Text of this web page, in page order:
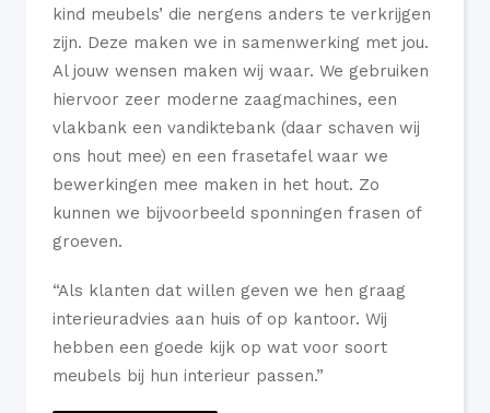
kind meubels’ die nergens anders te verkrijgen
zijn. Deze maken we in samenwerking met jou.
Al jouw wensen maken wij waar. We gebruiken
hiervoor zeer moderne zaagmachines, een
vlakbank een vandiktebank (daar schaven wij
ons hout mee) en een frasetafel waar we
bewerkingen mee maken in het hout. Zo
kunnen we bijvoorbeeld sponningen frasen of
groeven.
“Als klanten dat willen geven we hen graag
interieuradvies aan huis of op kantoor. Wij
hebben een goede kijk op wat voor soort
meubels bij hun interieur passen.”